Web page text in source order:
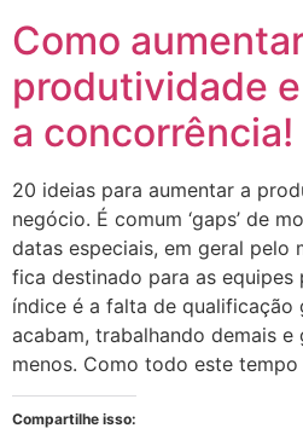
Como
produtividade
a concorrência!
20 ideias para aumentar a
negócio. É comum ‘gaps’ de
datas especiais, em geral pelo
fica destinado para as
índice é a falta de qualificação
acabam, trabalhando demais e
menos. Como todo este
Compartilhe isso: